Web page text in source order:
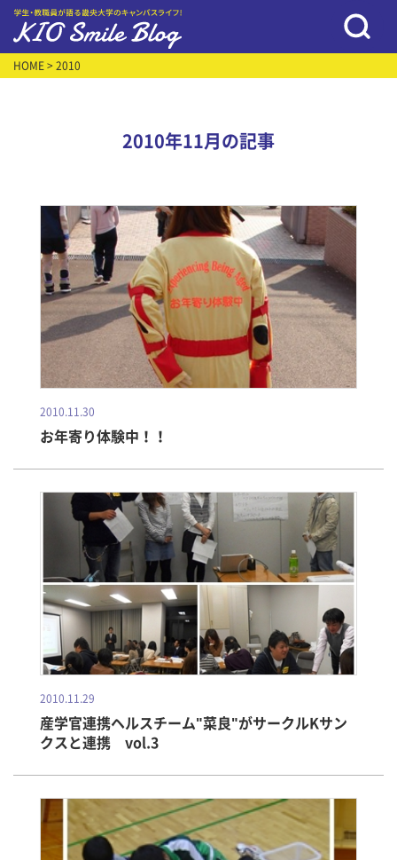
HOME > 2010
2010年11月の記事
2010.11.30
お年寄り体験中！！
2010.11.29
産学官連携ヘルスチーム"菜良"がサークルKサン
クスと連携 vol.3